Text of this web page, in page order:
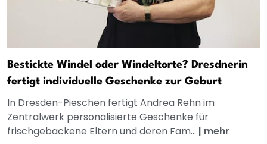
Bestickte Windel oder Windeltorte? Dresdnerin
fertigt individuelle Geschenke zur Geburt
In Dresden-Pieschen fertigt Andrea Rehn im
Zentralwerk personalisierte Geschenke für
frischgebackene Eltern und deren Fam... | mehr